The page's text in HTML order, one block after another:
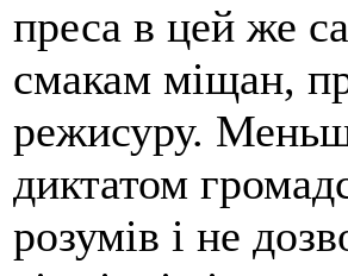
преса в цей же
смакам міщан,
режисуру.
диктатом
розумів і не